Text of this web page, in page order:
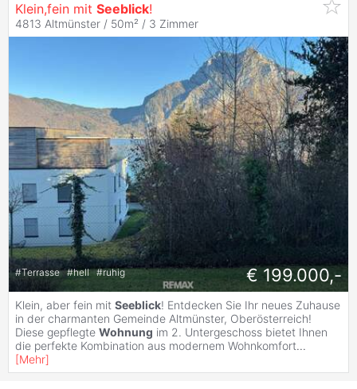
Klein,fein mit Seeblick!
4813 Altmünster / 50m² / 3 Zimmer
#Terrasse #hell #ruhig € 199.000,-
Klein, aber fein mit Seeblick! Entdecken Sie Ihr neues Zuhause
in der charmanten Gemeinde Altmünster, Oberösterreich!
Diese gepflegte Wohnung im 2. Untergeschoss bietet Ihnen
die perfekte Kombination aus modernem Wohnkomfort...
[Mehr]